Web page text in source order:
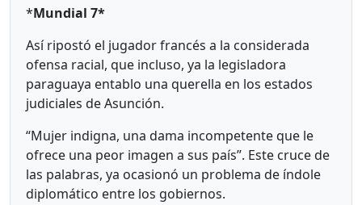
*Mundial 7*
Así ripostó el jugador francés a la considerada
ofensa racial, que incluso, ya la legisladora
paraguaya entablo una querella en los estados
judiciales de Asunción.
“Mujer indigna, una dama incompetente que le
ofrece una peor imagen a sus país”. Este cruce de
las palabras, ya ocasionó un problema de índole
diplomático entre los gobiernos.